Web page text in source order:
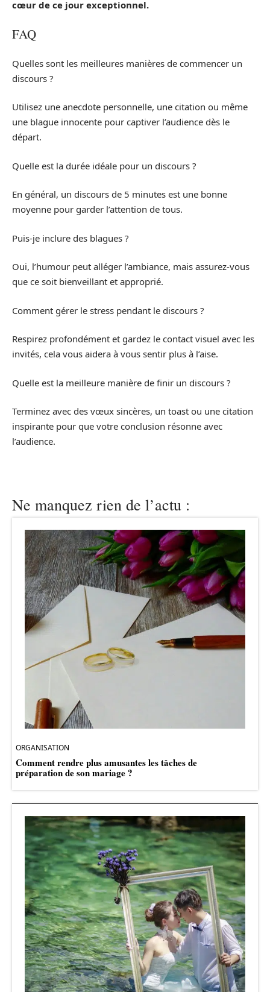
cœur de ce jour exceptionnel.
FAQ
Quelles sont les meilleures manières de commencer un
discours ?
Utilisez une anecdote personnelle, une citation ou même
une blague innocente pour captiver l’audience dès le
départ.
Quelle est la durée idéale pour un discours ?
En général, un discours de 5 minutes est une bonne
moyenne pour garder l’attention de tous.
Puis-je inclure des blagues ?
Oui, l’humour peut alléger l’ambiance, mais assurez-vous
que ce soit bienveillant et approprié.
Comment gérer le stress pendant le discours ?
Respirez profondément et gardez le contact visuel avec les
invités, cela vous aidera à vous sentir plus à l’aise.
Quelle est la meilleure manière de finir un discours ?
Terminez avec des vœux sincères, un toast ou une citation
inspirante pour que votre conclusion résonne avec
l’audience.
Ne manquez rien de l’actu :
ORGANISATION
Comment rendre plus amusantes les tâches de
préparation de son mariage ?